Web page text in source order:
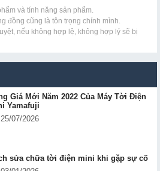
và tính năng sản phẩm.
đồng cũng là tôn trọng chính mình.
nếu không hợp lệ, không hợp lý sẽ bị
Giá Mới Năm 2022 Của Máy Tời Điện
Yamafuji
25/07/2026
sửa chữa tời điện mini khi gặp sự cố